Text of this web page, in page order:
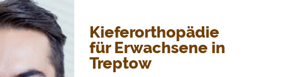
Kieferorthopädie
für Erwachsene in
Treptow